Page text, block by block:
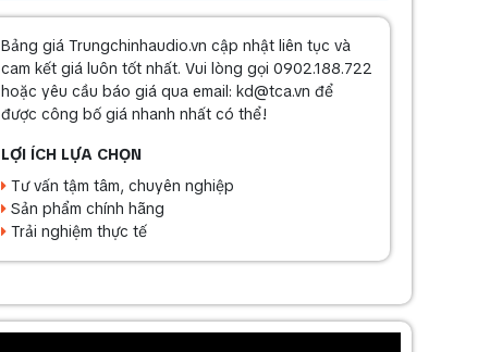
Bảng giá Trungchinhaudio.vn cập nhật liên tục và
cam kết giá luôn tốt nhất. Vui lòng gọi 0902.188.722
hoặc yêu cầu báo giá qua email: kd@tca.vn để
được công bố giá nhanh nhất có thể!
LỢI ÍCH LỰA CHỌN
Tư vấn tậm tâm, chuyên nghiệp
Sản phẩm chính hãng
Trải nghiệm thực tế